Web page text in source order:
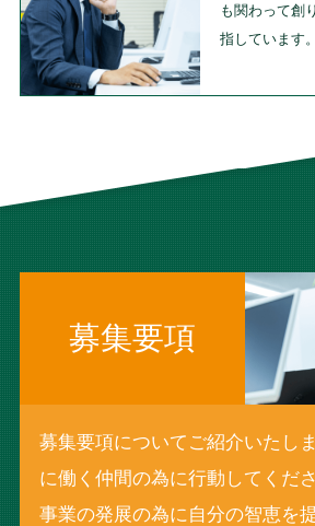
も関わって創
指しています。
募集要項
募集要項についてご紹介いたし
に働く仲間の為に行動してくだ
事業の発展の為に自分の智恵を